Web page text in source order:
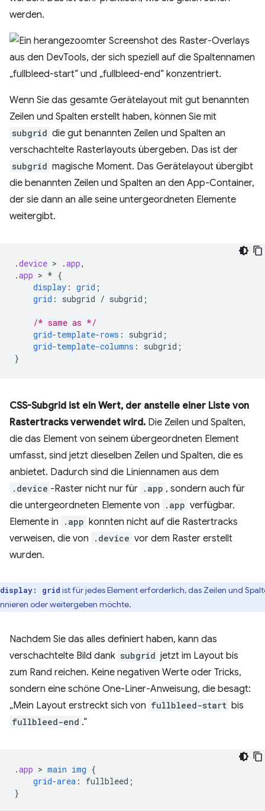
werden.
Wenn Sie das gesamte Gerätelayout mit gut benannten
Zeilen und Spalten erstellt haben, können Sie mit
subgrid die gut benannten Zeilen und Spalten an
verschachtelte Rasterlayouts übergeben. Das ist der
subgrid magische Moment. Das Gerätelayout übergibt
die benannten Zeilen und Spalten an den App-Container,
der sie dann an alle seine untergeordneten Elemente
weitergibt.
.device > .app,
.app > * {
display : grid ;
grid : subgrid / subgrid ;
/* same as */
grid-template-rows : subgrid ;
grid-template-columns : subgrid ;
}
CSS-Subgrid ist ein Wert, der anstelle einer Liste von
Rastertracks verwendet wird. Die Zeilen und Spalten,
die das Element von seinem übergeordneten Element
umfasst, sind jetzt dieselben Zeilen und Spalten, die es
anbietet. Dadurch sind die Liniennamen aus dem
.device -Raster nicht nur für .app , sondern auch für
die untergeordneten Elemente von
.app verfügbar.
Elemente in
.app konnten nicht auf die Rastertracks
verweisen, die von
.device vor dem Raster erstellt
wurden.
display: grid ist für jedes Element erforderlich, das Zeilen und
oder weitergeben möchte.
Nachdem Sie das alles definiert haben, kann das
verschachtelte Bild dank subgrid jetzt im Layout bis
zum Rand reichen. Keine negativen Werte oder Tricks,
sondern eine schöne One-Liner-Anweisung, die besagt:
„Mein Layout erstreckt sich von fullbleed-start bis
fullbleed-end .“
.app > main img {
grid-area : fullbleed ;
}